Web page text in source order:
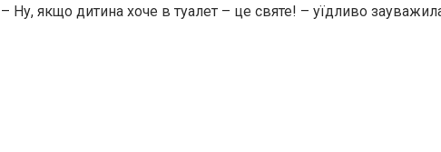
– Ну, якщо дитина хоче в туалет – це святе! – уїдливо